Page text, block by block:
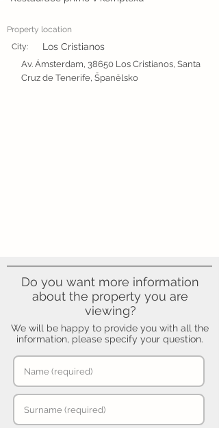
Property location
City:
Los Cristianos
Av. Ámsterdam, 38650 Los Cristianos, Santa
Cruz de Tenerife, Španělsko
Do you want more information
about the property you are
viewing?
We will be happy to provide you with all the
information, please specify your question.